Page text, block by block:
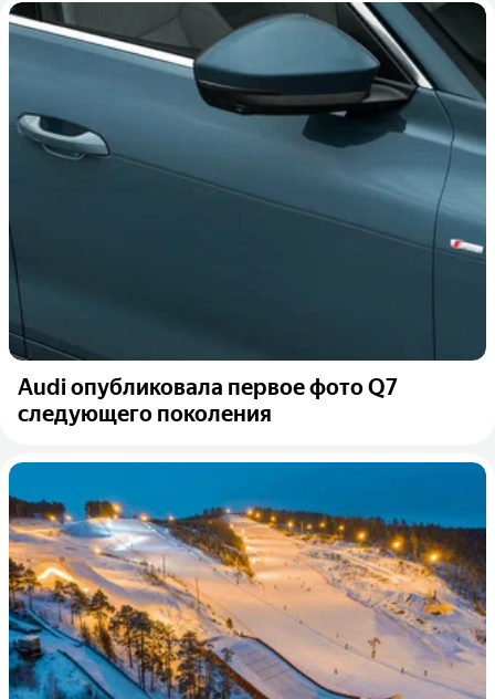
Audi опубликовала первое фото Q7
следующего поколения